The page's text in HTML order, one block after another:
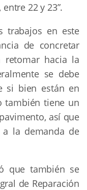
22 y 23”.
trabajos en este
de concretar
retomar hacia la
se debe
si bien están en
también tiene un
así que
a la demanda de
que también se
de Reparación